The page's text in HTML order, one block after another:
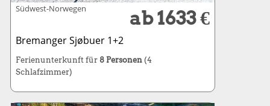
Südwest-Norwegen ab 1633 €
Bremanger Sjøbuer 1+2
Ferienunterkunft für 8 Personen (4
Schlafzimmer)